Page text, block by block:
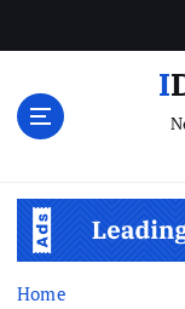
Home